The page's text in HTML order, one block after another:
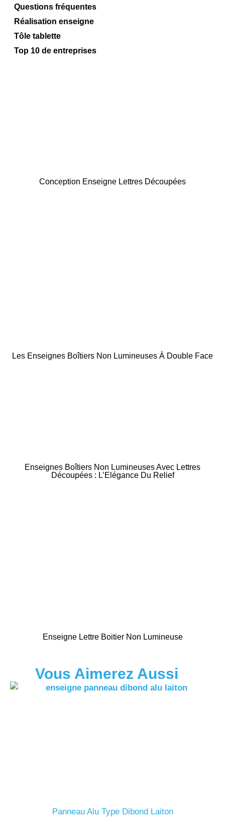
Questions fréquentes
Réalisation enseigne
Tôle tablette
Top 10 de entreprises
Conception Enseigne Lettres Découpées
Les Enseignes Boîtiers Non Lumineuses À Double Face
Enseignes Boîtiers Non Lumineuses Avec Lettres
Découpées : L’Elégance Du Relief
Enseigne Lettre Boitier Non Lumineuse
Vous Aimerez Aussi
Panneau Alu Type Dibond Laiton